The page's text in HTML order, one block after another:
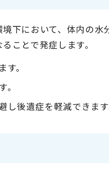
下において、体内の
ことで発症します。
。
後遺症を軽減できます